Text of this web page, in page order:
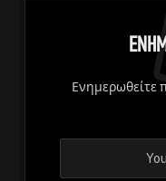
Ενημερωθείτε